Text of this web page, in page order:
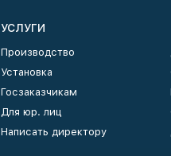
УСЛУГИ
Производство
Установка
Госзаказчикам
Для юр. лиц
Написать директору